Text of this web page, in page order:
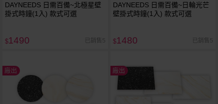
DAYNEEDS 日需百備~北極星壁
掛式時鐘(1入) 款式可選
$1490 已銷售5
DAYNEEDS 日需百備~日輪光芒
壁掛式時鐘(1入) 款式可選
$1480 已銷售5
廠出 廠出